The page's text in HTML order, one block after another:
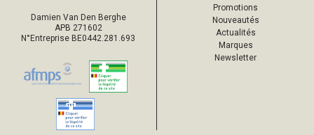
Damien Van Den Berghe
APB 271602
N°Entreprise BE0442.281.693
Promotions
Nouveautés
Actualités
Marques
Newsletter